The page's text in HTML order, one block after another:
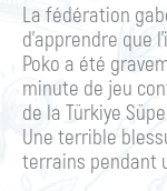
La fédération
d’apprendre que
Poko a été
minute de jeu
de la Türkiye
Une terrible
terrains pendant